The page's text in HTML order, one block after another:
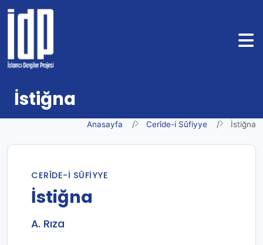
İstiğna
Anasayfa Cerîde-i Sûfiyye İstiğna
CERÎDE-I SÛFIYYE
İstiğna
A. Rıza